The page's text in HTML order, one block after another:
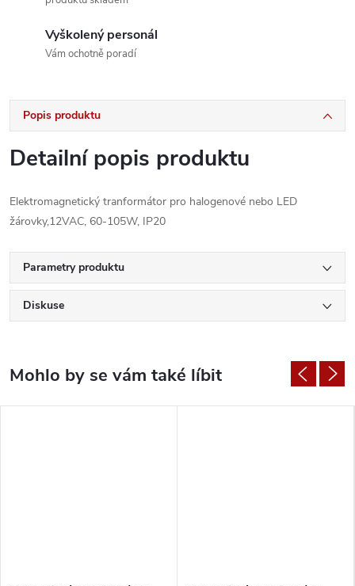
Vyškolený personál
Vám ochotně poradí
Popis produktu
Detailní popis produktu
Elektromagnetický tranformátor pro halogenové nebo LED
žárovky,12VAC, 60-105W, IP20
Parametry produktu
Diskuse